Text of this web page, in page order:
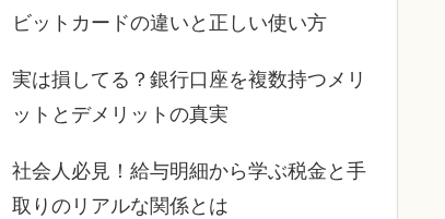
ビットカードの違いと正しい使い方
実は損してる？銀行口座を複数持つメリ
ットとデメリットの真実
社会人必見！給与明細から学ぶ税金と手
取りのリアルな関係とは